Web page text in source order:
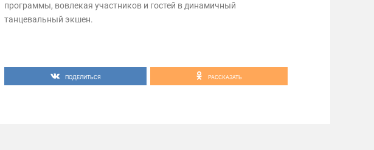
программы, вовлекая участников и гостей в динамичный
танцевальный экшен.
ПОДЕЛИТЬСЯ РАССКАЗАТЬ